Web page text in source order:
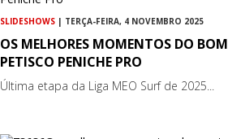
SLIDESHOWS | TERÇA-FEIRA, 4 NOVEMBRO 2025
OS MELHORES MOMENTOS DO BOM
PETISCO PENICHE PRO
Última etapa da Liga MEO Surf de 2025...